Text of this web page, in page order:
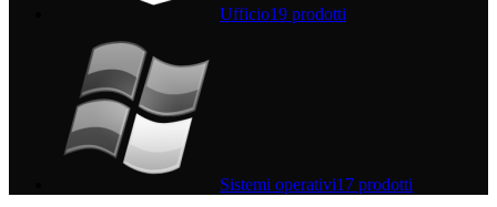
Ufficio19 prodotti
Sistemi operativi17 prodotti